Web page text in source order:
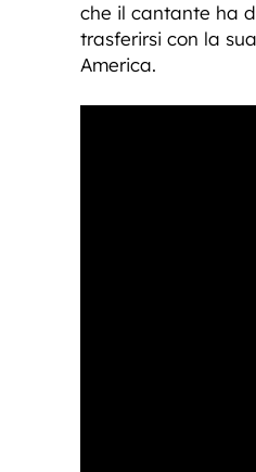
che il cantante ha
trasferirsi con la
America.